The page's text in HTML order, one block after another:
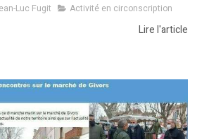
Luc Fugit Activité en circonscription
Lire l'article